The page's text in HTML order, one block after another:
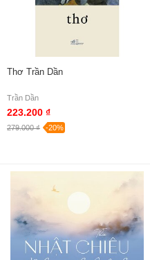
Thơ Trần Dần
Trần Dần
223.200 ₫
279.000 ₫ -20%